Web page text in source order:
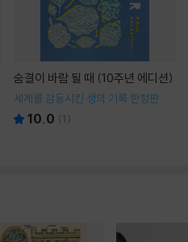
숨결이 바람 될 때 (10주년 에디션)
세계를 감동시킨 생의 기록 한정판
10.0 (1 )